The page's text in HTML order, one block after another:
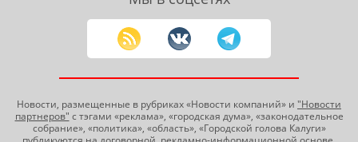
Новости, размещенные в рубриках «Новости компаний» и "Новости
партнеров" с тэгами «реклама», «городская дума», «законодательное
собрание», «политика», «область», «Городской голова Калуги»